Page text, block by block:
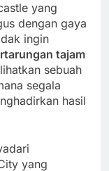
yang
dengan gaya
ingin
tajam
sebuah
segala
hasil
yang